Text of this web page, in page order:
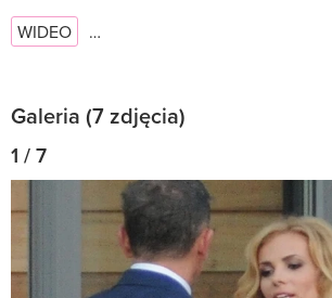
WIDEO …
Galeria (7 zdjęcia)
1 / 7